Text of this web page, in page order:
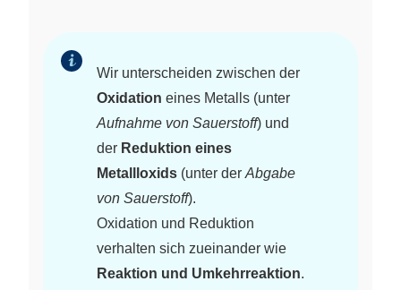
Wir unterscheiden zwischen der
Oxidation eines Metalls (unter
Aufnahme von Sauerstoff) und
der Reduktion eines
Metallloxids (unter der Abgabe
von Sauerstoff).
Oxidation und Reduktion
verhalten sich zueinander wie
Reaktion und Umkehrreaktion.